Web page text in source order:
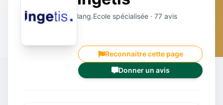
lang.Ecole spécialisée · 77 avis
Reconnaitre cette page
Donner un avis